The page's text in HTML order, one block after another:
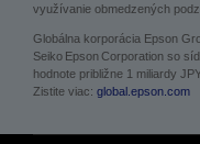
využívanie obmedzených
Globálna korporácia Epson
Seiko Epson Corporation so
hodnote približne 1 miliardy
Zistite viac: global.epson.com